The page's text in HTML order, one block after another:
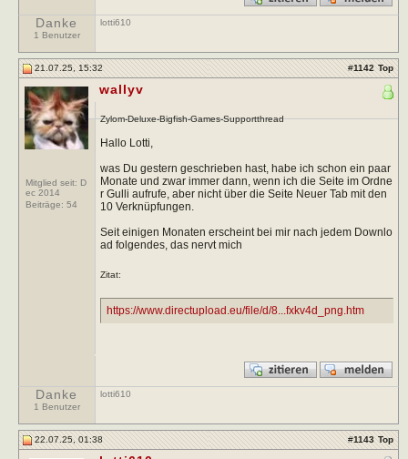
Danke
1 Benutzer
lotti610
21.07.25, 15:32 #1142 Top
Mitglied seit: D
ec 2014
Beiträge: 54
wallyv
Zylom-Deluxe-Bigfish-Games-Supportthread
Hallo Lotti,
was Du gestern geschrieben hast, habe ich schon ein paar
Monate und zwar immer dann, wenn ich die Seite im Ordne
r Gulli aufrufe, aber nicht über die Seite Neuer Tab mit den
10 Verknüpfungen.
Seit einigen Monaten erscheint bei mir nach jedem Downlo
ad folgendes, das nervt mich
Zitat:
https://www.directupload.eu/file/d/8...fxkv4d_png.htm
Danke
1 Benutzer
lotti610
22.07.25, 01:38 #1143 Top